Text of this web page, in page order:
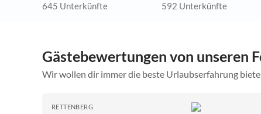
645 Unterkünfte 592 Unterkünfte
Gästebewertungen von unseren
Wir wollen dir immer die beste Urlaubserfahrung
RETTENBERG